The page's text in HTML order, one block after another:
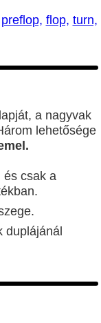
preflop, flop, turn,
a nagyvak
lehetősége
és csak a
duplájánál